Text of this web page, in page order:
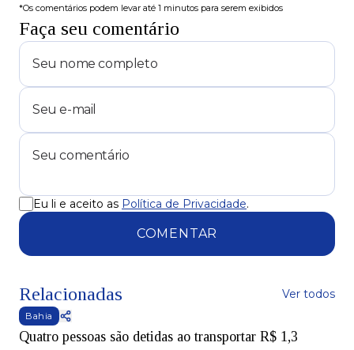
*Os comentários podem levar até 1 minutos para serem exibidos
Faça seu comentário
Eu li e aceito as Política de Privacidade.
COMENTAR
Relacionadas Ver todos
Bahia
Quatro pessoas são detidas ao transportar R$ 1,3